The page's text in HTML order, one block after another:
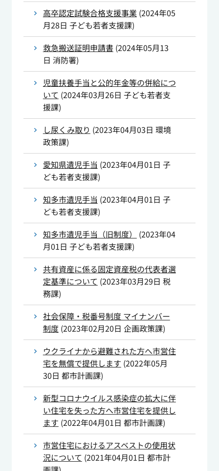
高卒認定試験合格支援事業 (2024年05
月28日 子ども若者支援課)
救急搬送証明申請書 (2024年05月13
日 消防署)
児童扶養手当と公的年金等の併給につ
いて (2024年03月26日 子ども若者支
援課)
し尿くみ取り (2023年04月03日 環境
政策課)
愛知県遺児手当 (2023年04月01日 子
ども若者支援課)
知多市遺児手当 (2023年04月01日 子
ども若者支援課)
知多市遺児手当（旧制度）
(2023年04
月01日 子ども若者支援課)
共有資産に係る固定資産税の代表者選
定基準について (2023年03月29日 税
務課)
社会保障・税番号制度 マイナンバー
制度 (2023年02月20日 企画政策課)
ウクライナから避難された方へ市営住
宅を無償で提供します (2022年05月
30日 都市計画課)
新型コロナウイルス感染症の拡大に伴
い住宅を失った方へ市営住宅を提供し
ます (2022年04月01日 都市計画課)
市営住宅におけるアスベストの使用状
況について (2021年04月01日 都市計